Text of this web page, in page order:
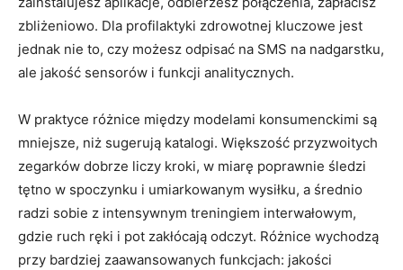
zbliżeniowo. Dla profilaktyki zdrowotnej kluczowe jest
jednak nie to, czy możesz odpisać na SMS na nadgarstku,
ale jakość sensorów i funkcji analitycznych.
W praktyce różnice między modelami konsumenckimi są
mniejsze, niż sugerują katalogi. Większość przyzwoitych
zegarków dobrze liczy kroki, w miarę poprawnie śledzi
tętno w spoczynku i umiarkowanym wysiłku, a średnio
radzi sobie z intensywnym treningiem interwałowym,
gdzie ruch ręki i pot zakłócają odczyt. Różnice wychodzą
przy bardziej zaawansowanych funkcjach: jakości